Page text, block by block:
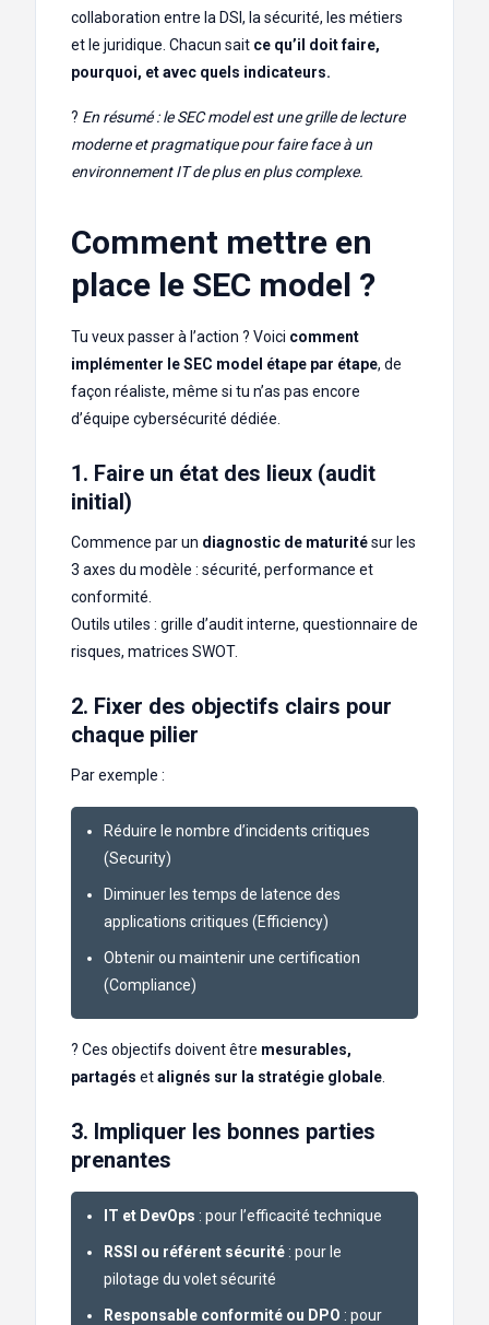
collaboration entre la DSI, la sécurité, les métiers
et le juridique. Chacun sait ce qu’il doit faire,
pourquoi, et avec quels indicateurs.
? En résumé : le SEC model est une grille de lecture
moderne et pragmatique pour faire face à un
environnement IT de plus en plus complexe.
Comment mettre en
place le SEC model ?
Tu veux passer à l’action ? Voici comment
implémenter le SEC model étape par étape, de
façon réaliste, même si tu n’as pas encore
d’équipe cybersécurité dédiée.
1. Faire un état des lieux (audit
initial)
Commence par un diagnostic de maturitésur les
3 axes du modèle : sécurité, performance et
conformité.
Outils utiles : grille d’audit interne, questionnaire de
risques, matrices SWOT.
2. Fixer des objectifs clairs pour
chaque pilier
Par exemple :
Réduire le nombre d’incidents critiques
(Security)
Diminuer les temps de latence des
applications critiques (Efficiency)
Obtenir ou maintenir une certification
(Compliance)
? Ces objectifs doivent être mesurables,
partagés etalignés sur la stratégie globale
3. Impliquer les bonnes parties
prenantes
IT et DevOps : pour l’efficacité technique
RSSI ou référent sécurité : pour le
pilotage du volet sécurité
Responsable conformité ou DPO : pour